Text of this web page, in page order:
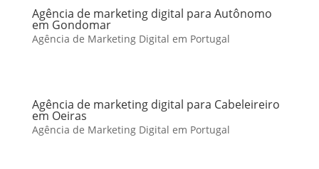
Agência de marketing digital para Autônomo
em Gondomar
Agência de Marketing Digital em Portugal
Agência de marketing digital para Cabeleireiro
em Oeiras
Agência de Marketing Digital em Portugal